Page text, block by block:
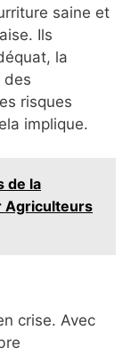
saine et
Ils
la
des
risques
implique.
de la
Agriculteurs
crise. Avec